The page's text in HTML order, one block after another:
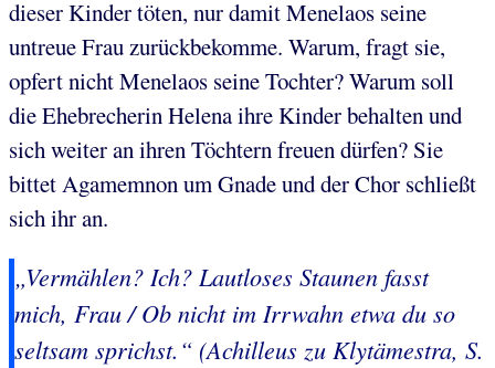
dieser Kinder töten, nur damit Menelaos seine
untreue Frau zurückbekomme. Warum, fragt sie,
opfert nicht Menelaos seine Tochter? Warum soll
die Ehebrecherin Helena ihre Kinder behalten und
sich weiter an ihren Töchtern freuen dürfen? Sie
bittet Agamemnon um Gnade und der Chor schließt
sich ihr an.
„Vermählen? Ich? Lautloses Staunen fasst
mich, Frau / Ob nicht im Irrwahn etwa du so
seltsam sprichst.“ (Achilleus zu Klytämestra, S.